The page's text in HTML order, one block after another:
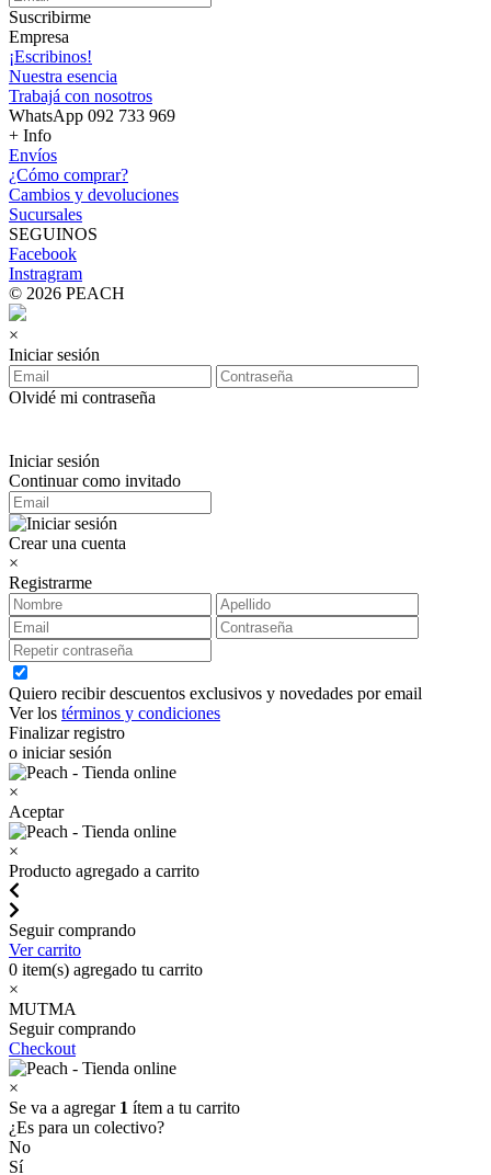
Suscribirme
Empresa
¡Escribinos!
Nuestra esencia
Trabajá con nosotros
WhatsApp 092 733 969
+ Info
Envíos
¿Cómo comprar?
Cambios y devoluciones
Sucursales
SEGUINOS
Facebook
Instragram
© 2026 PEACH
×
Iniciar sesión
Olvidé mi contraseña
Iniciar sesión
Continuar como invitado
Crear una cuenta
×
Registrarme
Quiero recibir descuentos exclusivos y novedades por email
Ver los términos y condiciones
Finalizar registro
o iniciar sesión
×
Aceptar
×
Producto agregado a carrito
Seguir comprando
Ver carrito
0 item(s) agregado tu carrito
×
MUTMA
Seguir comprando
Checkout
×
Se va a agregar 1 ítem a tu carrito
¿Es para un colectivo?
No
Sí